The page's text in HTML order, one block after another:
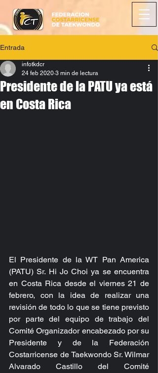
Entrada
Presidente de la PATU ya está
en Costa Rica
infotkdcr
24 feb 2020 3 min de lectura
El Presidente de la WT Pan America
(PATU) Sr. Hi Jo Choi ya se encuentra
en Costa Rica desde el viernes 21 de
febrero, con la idea de realizar una
revisión de todo lo que se tiene previsto
por parte del equipo de trabajo del
Comité Organizador encabezado por su
Presidente y de la Federación
Costarricense de Taekwondo Sr. Wilmar
Alvarado Castillo del Comité